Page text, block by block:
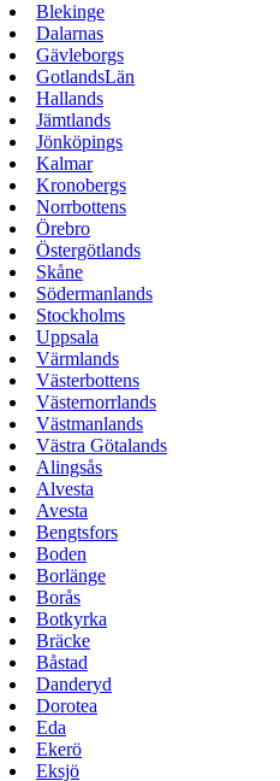
Blekinge
Dalarnas
Gävleborgs
GotlandsLän
Hallands
Jämtlands
Jönköpings
Kalmar
Kronobergs
Norrbottens
Örebro
Östergötlands
Skåne
Södermanlands
Stockholms
Uppsala
Värmlands
Västerbottens
Västernorrlands
Västmanlands
Västra Götalands
Alingsås
Alvesta
Avesta
Bengtsfors
Boden
Borlänge
Borås
Botkyrka
Bräcke
Båstad
Danderyd
Dorotea
Eda
Ekerö
Eksjö